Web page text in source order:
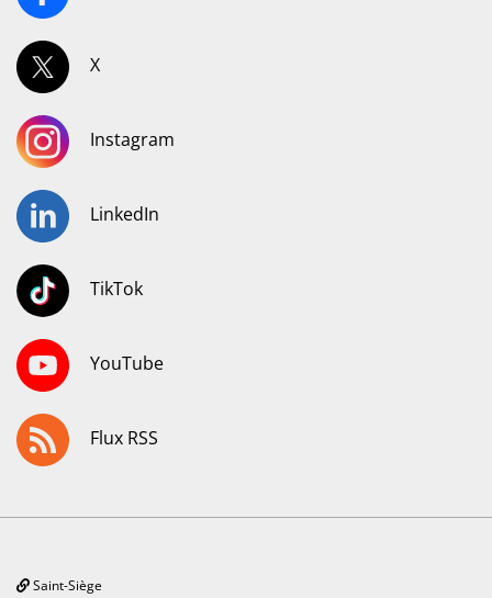
X
Instagram
LinkedIn
TikTok
YouTube
Flux RSS
Saint-Siège